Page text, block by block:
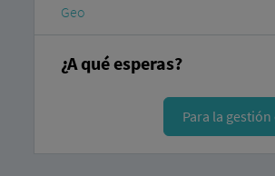
Geo
¿A qué esperas?
Para la